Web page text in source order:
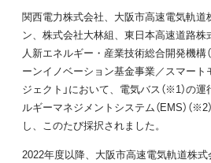
関西電力株式会社、大阪市高速電気軌
ン、株式会社大林組、東日本高速道路
人新エネルギー・産業技術総合開発機構（
ーンイノベーション基金事業／スマート
ジェクト」において、電気バス（※1）の
ルギーマネジメントシステム（EMS）（
し、このたび採択されました。
2022年度以降、大阪市高速電気軌道株